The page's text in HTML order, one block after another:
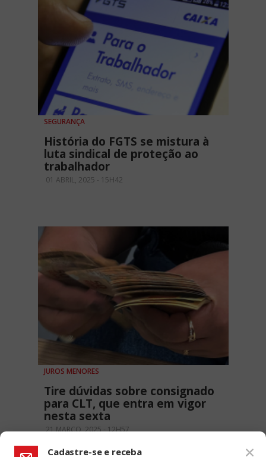
SEGURANÇA
História do FGTS se mistura à
luta sindical de proteção ao
trabalhador
01 ABRIL, 2025 - 15H42
JUROS MENORES
Tire dúvidas sobre consignado
para CLT, que entra em vigor
nesta sexta
21 MARÇO, 2025 - 12H57
Cadastre-se e receba